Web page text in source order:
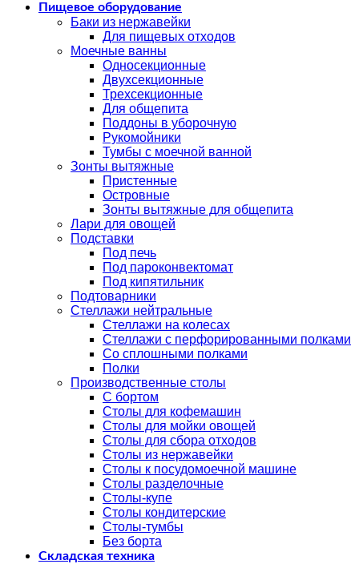
Пищевое оборудование
Баки из нержавейки
Для пищевых отходов
Моечные ванны
Односекционные
Двухсекционные
Трехсекционные
Для общепита
Поддоны в уборочную
Рукомойники
Тумбы с моечной ванной
Зонты вытяжные
Пристенные
Островные
Зонты вытяжные для общепита
Лари для овощей
Подставки
Под печь
Под пароконвектомат
Под кипятильник
Подтоварники
Стеллажи нейтральные
Стеллажи на колесах
Стеллажи с перфорированными полками
Со сплошными полками
Полки
Производственные столы
С бортом
Столы для кофемашин
Столы для мойки овощей
Столы для сбора отходов
Столы из нержавейки
Столы к посудомоечной машине
Столы разделочные
Столы-купе
Столы кондитерские
Столы-тумбы
Без борта
Складская техника